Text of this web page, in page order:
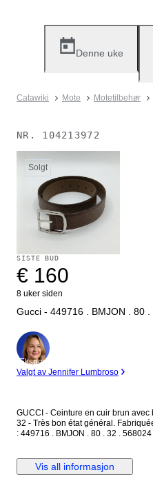
Denne uke
Catawiki Mote Motetilbehør
NR. 104213972
Solgt
SISTE BUD
€ 160
8 uker siden
Gucci - 449716 . BMJON . 80
Ekspert
Valgt av Jennifer Lumbroso
GUCCI - Ceinture en cuir brun
32 - Très bon état général. Fabriquée en Italie - Code produit, authenticité
: 449716 . BMJON . 80 . 32 .
avec l'inscription "Gucci" gravée. Dimensions : Longueur totale 95 cm -
Largeur du cuir 4 cm - Boucle en
Vis all informasjon